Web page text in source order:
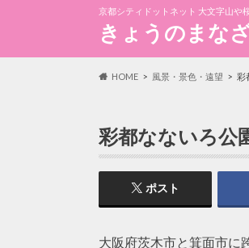
京都シティドットネット 大文字山や
きょうのまな
HOME 風景・景色・遠望 彩
彩都なないろ公
ポスト
大阪府茨木市と箕面市に